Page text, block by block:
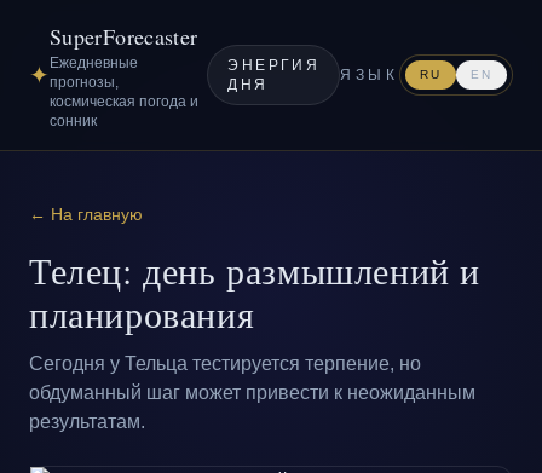
✦
SuperForecaster
Ежедневные
прогнозы,
космическая погода и
сонник
ЭНЕРГИЯ
ДНЯ
ЯЗЫК RU EN
← На главную
Телец: день размышлений и
планирования
Сегодня у Тельца тестируется терпение, но
обдуманный шаг может привести к неожиданным
результатам.